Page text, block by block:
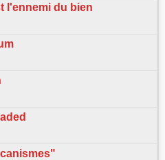
l'ennemi du bien